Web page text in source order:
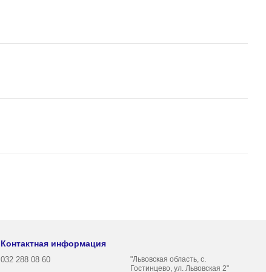
Контактная информация
032 288 08 60
"Львовская область, с.
Гостинцево, ул. Львовская 2"